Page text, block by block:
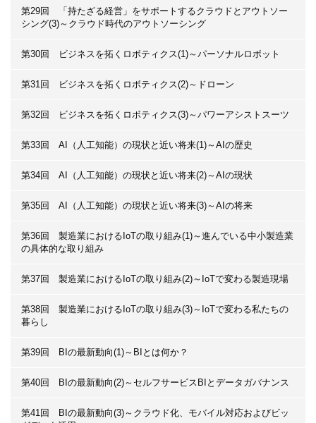
第29回 「持たざる経営」をサポートするクラウドとアウトソー
シング(3)～クラウド時代のアウトソーシング
第30回 ビジネスを拓くロボティクス(1)～パーソナルロボット
第31回 ビジネスを拓くロボティクス(2)～ドローン
第32回 ビジネスを拓くロボティクス(3)～パワーアシストスーツ
第33回 AI（人工知能）の現状と近い将来(1)～AIの歴史
第34回 AI（人工知能）の現状と近い将来(2)～AIの現状
第35回 AI（人工知能）の現状と近い将来(3)～AIの将来
第36回 製造業におけるIoTの取り組み(1)～進んでいる中小製造業
の具体的な取り組み
第37回 製造業におけるIoTの取り組み(2)～IoTで変わる製造現場
第38回 製造業におけるIoTの取り組み(3)～IoTで変わる私たちの
暮らし
第39回 BIの最新動向(1)～BIとは何か？
第40回 BIの最新動向(2)～セルフサービスBIとデータガバナンス
第41回 BIの最新動向(3)～クラウド化、モバイル対応およびビッ